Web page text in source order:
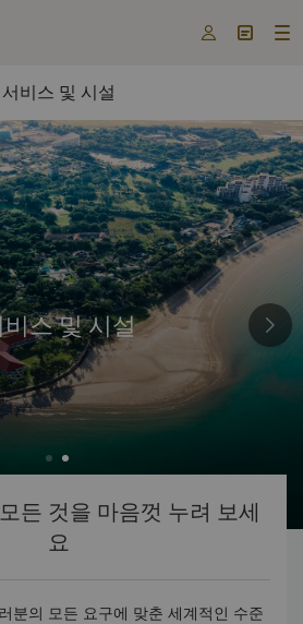
  
서비스 및 시설
스 및 시설
든 것을 마음껏 누려 보세
요
분의 모든 요구에 맞춘 세계적인 수준